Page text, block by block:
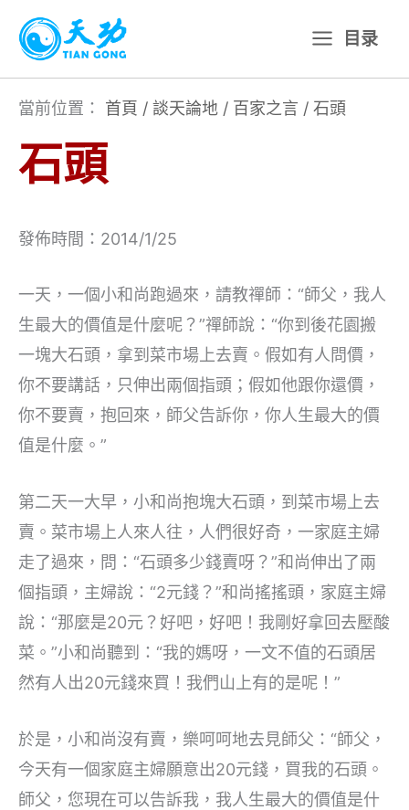
主
目录
當前位置： 首頁 / 談天論地 / 百家之言 / 石頭
石頭
發佈時間：2014/1/25
一天，一個小和尚跑過來，請教禪師：“師父，我人
生最大的價值是什麼呢？”禪師說：“你到後花園搬
一塊大石頭，拿到菜市場上去賣。假如有人問價，
你不要講話，只伸出兩個指頭；假如他跟你還價，
你不要賣，抱回來，師父告訴你，你人生最大的價
值是什麼。”
第二天一大早，小和尚抱塊大石頭，到菜市場上去
賣。菜市場上人來人往，人們很好奇，一家庭主婦
走了過來，問：“石頭多少錢賣呀？”和尚伸出了兩
個指頭，主婦說：“2元錢？”和尚搖搖頭，家庭主婦
說：“那麼是20元？好吧，好吧！我剛好拿回去壓酸
菜。”小和尚聽到：“我的媽呀，一文不值的石頭居
然有人出20元錢來買！我們山上有的是呢！”
於是，小和尚沒有賣，樂呵呵地去見師父：“師父，
今天有一個家庭主婦願意出20元錢，買我的石頭。
師父，您現在可以告訴我，我人生最大的價值是什